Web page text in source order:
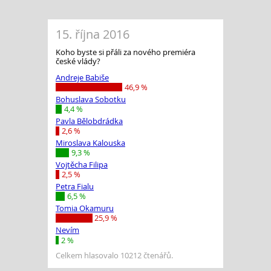
15. října 2016
Koho byste si přáli za nového premiéra
české vlády?
Andreje Babiše
46,9 %
Bohuslava Sobotku
4,4 %
Pavla Bělobdrádka
2,6 %
Miroslava Kalouska
9,3 %
Vojtěcha Filipa
2,5 %
Petra Fialu
6,5 %
Tomia Okamuru
25,9 %
Nevím
2 %
Celkem hlasovalo 10212 čtenářů.